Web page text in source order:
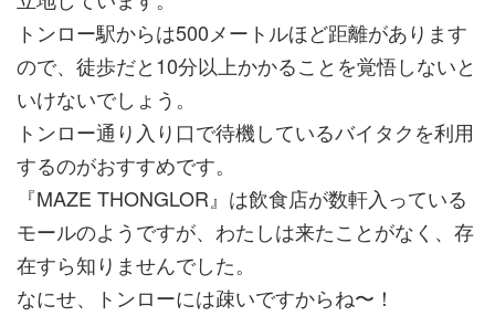
トンロー駅からは500メートルほど距離があります
ので、徒歩だと10分以上かかることを覚悟しないと
いけないでしょう。
トンロー通り入り口で待機しているバイタクを利用
するのがおすすめです。
『MAZE THONGLOR』は飲食店が数軒入っている
モールのようですが、わたしは来たことがなく、存
在すら知りませんでした。
なにせ、トンローには疎いですからね〜！